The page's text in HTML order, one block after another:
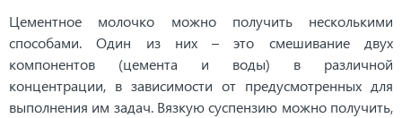
Цементное молочко можно получить несколькими
способами. Один из них – это смешивание двух
компонентов (цемента и воды) в различной
концентрации, в зависимости от предусмотренных для
выполнения им задач. Вязкую суспензию можно получить,